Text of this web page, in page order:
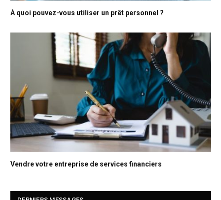
À quoi pouvez-vous utiliser un prêt personnel ?
Vendre votre entreprise de services financiers